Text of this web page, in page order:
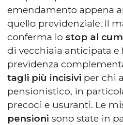
emendamento appena
quello previdenziale. Il
conferma lo stop al
di vecchiaia anticipata e
previdenza
tagli più incisivi per chi
pensionistico, in
precoci e usuranti. Le
pensioni sono state in